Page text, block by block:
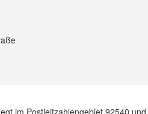
im Postleitzahlengebiet 92540